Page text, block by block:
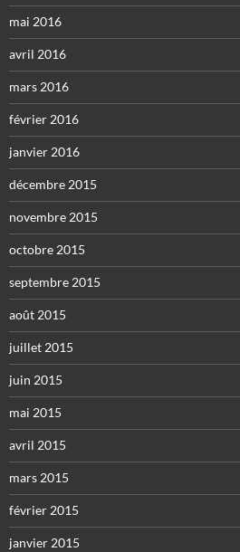
mai 2016
avril 2016
mars 2016
février 2016
janvier 2016
décembre 2015
novembre 2015
octobre 2015
septembre 2015
août 2015
juillet 2015
juin 2015
mai 2015
avril 2015
mars 2015
février 2015
janvier 2015